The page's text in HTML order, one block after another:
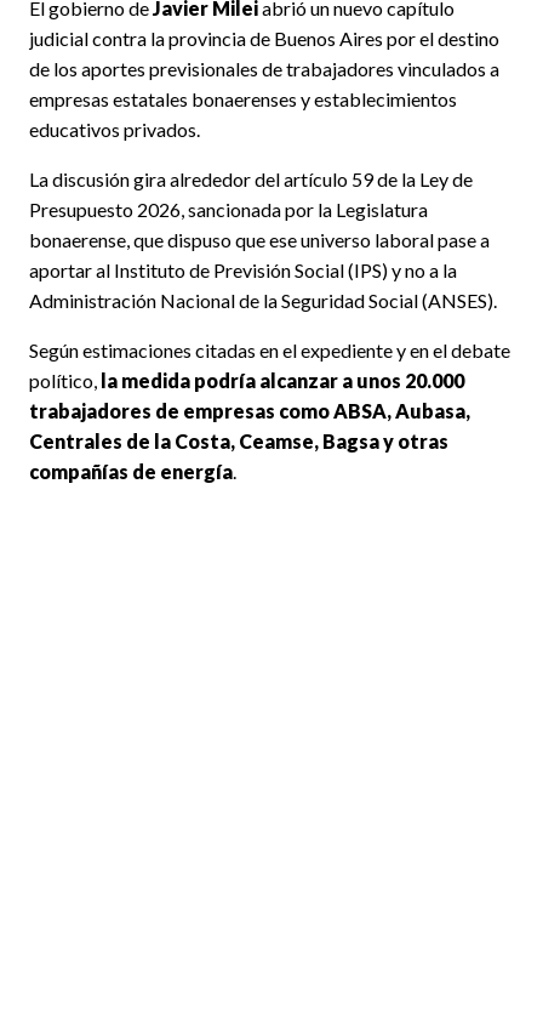
El gobierno de Javier Mileiabrió un nuevo capítulo
judicial contra la provincia de Buenos Aires por el destino
de los aportes previsionales de trabajadores vinculados a
empresas estatales bonaerenses y establecimientos
educativos privados.
La discusión gira alrededor del artículo 59 de la Ley de
Presupuesto 2026, sancionada por la Legislatura
bonaerense, que dispuso que ese universo laboral pase a
aportar al Instituto de Previsión Social (IPS) y no a la
Administración Nacional de la Seguridad Social (ANSES).
Según estimaciones citadas en el expediente y en el debate
político, la medida podría alcanzar a unos 20.000
trabajadores de empresas como ABSA, Aubasa,
Centrales de la Costa, Ceamse, Bagsa y otras
compañías de energía